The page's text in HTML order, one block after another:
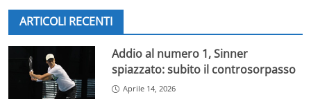
ARTICOLI RECENTI
Addio al numero 1, Sinner
spiazzato: subito il controsorpasso
Aprile 14, 2026